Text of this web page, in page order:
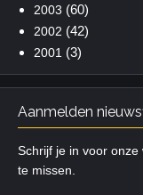
2003 (60)
2002 (42)
2001 (3)
Aanmelden
Schrijf je in voor
te missen.